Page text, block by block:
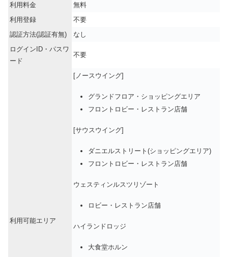
利用料金
無料
利用登録
不要
認証方法(認証有無)
なし
ログインID・パスワ
ード
不要
利用可能エリア
[ノースウイング]
グランドフロア・ショッピングエリア
フロントロビー・レストラン店舗
[サウスウイング]
ダニエルストリート(ショッピングエリア)
フロントロビー・レストラン店舗
ウェスティンルスツリゾート
ロビー・レストラン店舗
ハイランドロッジ
大食堂ホルン